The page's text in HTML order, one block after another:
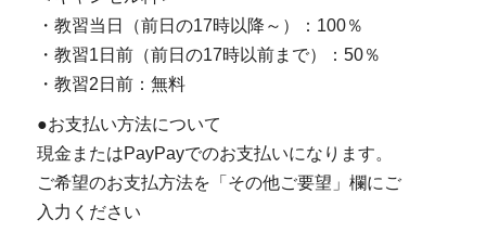
・教習当日（前日の17時以降～）：100％
・教習1日前（前日の17時以前まで）：50％
・教習2日前：無料
●お支払い方法について
現金またはPayPayでのお支払いになります。
ご希望のお支払方法を「その他ご要望」欄にご
入力ください